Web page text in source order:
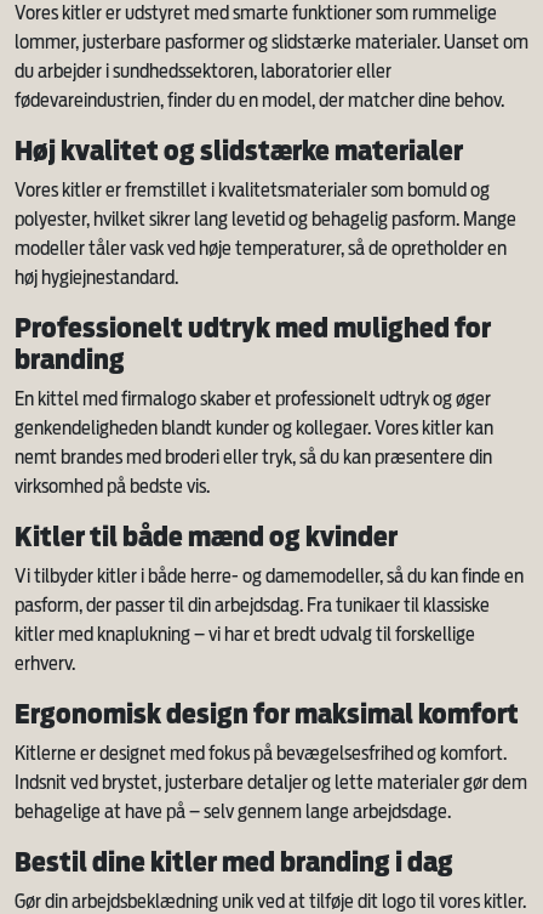
Vores kitler er udstyret med smarte funktioner som rummelige
lommer, justerbare pasformer og slidstærke materialer. Uanset om
du arbejder i sundhedssektoren, laboratorier eller
fødevareindustrien, finder du en model, der matcher dine behov.
Høj kvalitet og slidstærke materialer
Vores kitler er fremstillet i kvalitetsmaterialer som bomuld og
polyester, hvilket sikrer lang levetid og behagelig pasform. Mange
modeller tåler vask ved høje temperaturer, så de opretholder en
høj hygiejnestandard.
Professionelt udtryk med mulighed for
branding
En kittel med firmalogo skaber et professionelt udtryk og øger
genkendeligheden blandt kunder og kollegaer. Vores kitler kan
nemt brandes med broderi eller tryk, så du kan præsentere din
virksomhed på bedste vis.
Kitler til både mænd og kvinder
Vi tilbyder kitler i både herre- og damemodeller, så du kan finde en
pasform, der passer til din arbejdsdag. Fra tunikaer til klassiske
kitler med knaplukning – vi har et bredt udvalg til forskellige
erhverv.
Ergonomisk design for maksimal komfort
Kitlerne er designet med fokus på bevægelsesfrihed og komfort.
Indsnit ved brystet, justerbare detaljer og lette materialer gør dem
behagelige at have på – selv gennem lange arbejdsdage.
Bestil dine kitler med branding i dag
Gør din arbejdsbeklædning unik ved at tilføje dit logo til vores kitler.